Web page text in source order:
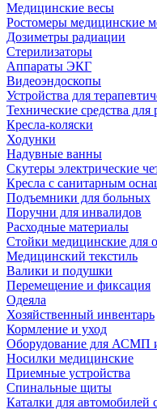
Медицинские весы
Ростомеры медицинские
Дозиметры радиации
Стерилизаторы
Аппараты ЭКГ
Видеоэндоскопы
Устройства для
Технические средства для
Кресла-коляски
Ходунки
Надувные ванны
Скутеры электрические
Кресла с санитарным
Подъемники для больных
Поручни для инвалидов
Расходные материалы
Стойки медицинские для
Медицинский текстиль
Валики и подушки
Перемещение и фиксация
Одеяла
Хозяйственный инвентарь
Кормление и уход
Оборудование для
Носилки медицинские
Приемные устройства
Спинальные щиты
Каталки для